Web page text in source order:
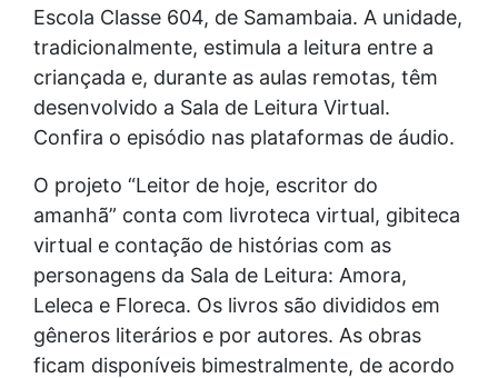
Escola Classe 604, de Samambaia. A unidade,
tradicionalmente, estimula a leitura entre a
criançada e, durante as aulas remotas, têm
desenvolvido a Sala de Leitura Virtual.
Confira o episódio nas plataformas de áudio.
O projeto “Leitor de hoje, escritor do
amanhã” conta com livroteca virtual, gibiteca
virtual e contação de histórias com as
personagens da Sala de Leitura: Amora,
Leleca e Floreca. Os livros são divididos em
gêneros literários e por autores. As obras
ficam disponíveis bimestralmente, de acordo